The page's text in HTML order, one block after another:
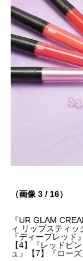
（画像 3 / 16）
『UR GLAM
ィ リップスティッ
『ディープレッド
【4】『レッドピ
ュ』【7】『ロー